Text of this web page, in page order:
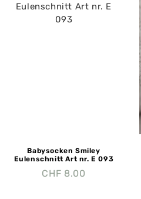
Babysocken Smiley
Eulenschnitt Art nr. E 093
CHF 8.00